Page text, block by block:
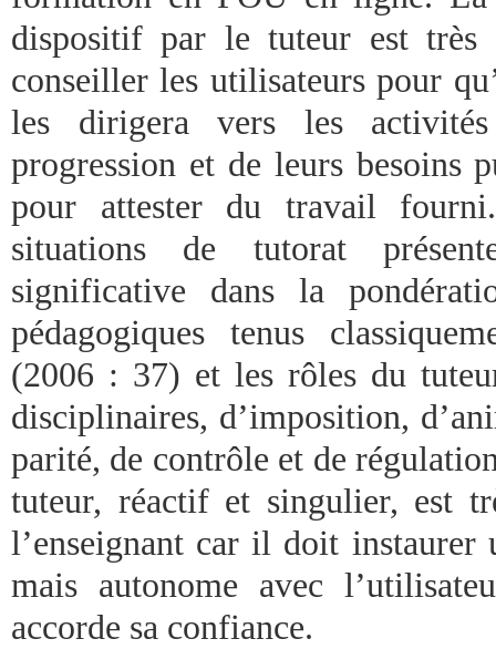
dispositif par le tuteur est très
conseiller les utilisateurs pour
les dirigera vers les
progression et de leurs besoins
pour attester du travail
situations de tutorat
significative dans la
pédagogiques tenus
(2006 : 37) et les rôles du
disciplinaires, d’imposition,
parité, de contrôle et de
tuteur, réactif et singulier, est
l’enseignant car il doit
mais autonome avec
accorde sa confiance.